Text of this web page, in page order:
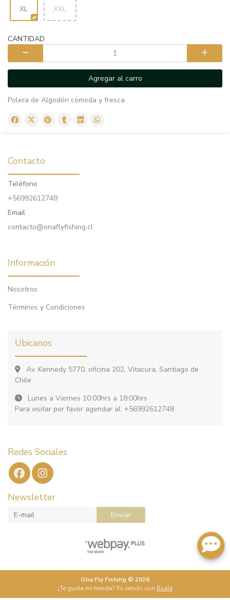
XL XXL
CANTIDAD
Agregar al carro
Polera de Algodón cómoda y fresca
Contacto
Teléfono
+56992612748
Email
contacto@onaflyfishing.cl
Información
Nosotros
Términos y Condiciones
Ubicanos
Av. Kennedy 5770, oficina 202, Vitacura, Santiago de
Chile
Lunes a Viernes 10:00hrs a 18:00hrs
Para visitar por favor agendar al: +56992612748
Redes Sociales
Newsletter
Enviar
Ona Fly Fishing © 2026
¿Te gusta mi tienda? Yo vendo con Bsale